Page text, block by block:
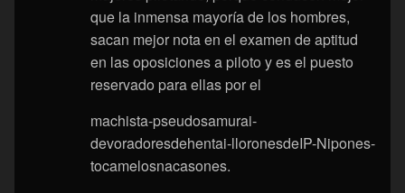
que la inmensa mayoría de los hombres,
sacan mejor nota en el examen de aptitud
en las oposiciones a piloto y es el puesto
reservado para ellas por el
machista-pseudosamurai-
devoradoresdehentai-lloronesdeIP-Nipones-
tocamelosnacasones.